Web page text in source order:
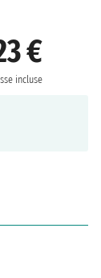
€
incluse